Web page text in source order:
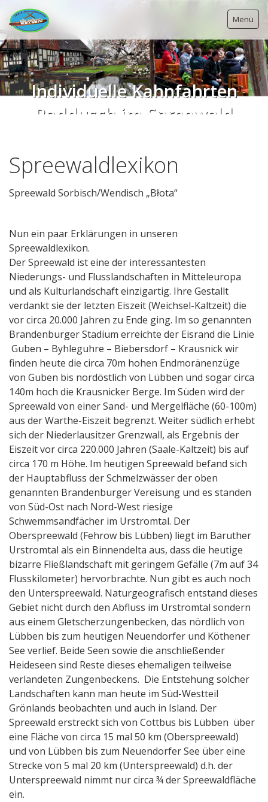
Menü
Startseite
Kahnfahrten
Kontakt
Impressum
Spreewaldlexikon
Individuelle Kahnfahrten
Raddusch im Spreewald
Spreewaldlexikon
Spreewald Sorbisch/Wendisch „Błota“
Nun ein paar Erklärungen in unseren
Spreewaldlexikon.
Der Spreewald ist eine der interessantesten
Niederungs- und Flusslandschaften in Mitteleuropa
und als Kulturlandschaft einzigartig. Ihre Gestallt
verdankt sie der letzten Eiszeit (Weichsel-Kaltzeit) die
vor circa 20.000 Jahren zu Ende ging. Im so genannten
Brandenburger Stadium erreichte der Eisrand die Linie
Guben – Byhleguhre – Biebersdorf – Krausnick wir
finden heute die circa 70m hohen Endmoränenzüge
von Guben bis nordöstlich von Lübben und sogar circa
140m hoch die Krausnicker Berge. Im Süden wird der
Spreewald von einer Sand- und Mergelfläche (60-100m)
aus der Warthe-Eiszeit begrenzt. Weiter südlich erhebt
sich der Niederlausitzer Grenzwall, als Ergebnis der
Eiszeit vor circa 220.000 Jahren (Saale-Kaltzeit) bis auf
circa 170 m Höhe. Im heutigen Spreewald befand sich
der Hauptabfluss der Schmelzwässer der oben
genannten Brandenburger Vereisung und es standen
von Süd-Ost nach Nord-West riesige
Schwemmsandfächer im Urstromtal. Der
Oberspreewald (Fehrow bis Lübben) liegt im Baruther
Urstromtal als ein Binnendelta aus, dass die heutige
bizarre Fließlandschaft mit geringem Gefälle (7m auf 34
Flusskilometer) hervorbrachte. Nun gibt es auch noch
den Unterspreewald. Naturgeografisch entstand dieses
Gebiet nicht durch den Abfluss im Urstromtal sondern
aus einem Gletscherzungenbecken, das nördlich von
Lübben bis zum heutigen Neuendorfer und Köthener
See verlief. Beide Seen sowie die anschließender
Heideseen sind Reste dieses ehemaligen teilweise
verlandeten Zungenbeckens. Die Entstehung solcher
Landschaften kann man heute im Süd-Westteil
Grönlands beobachten und auch in Island. Der
Spreewald erstreckt sich von Cottbus bis Lübben über
eine Fläche von circa 15 mal 50 km (Oberspreewald)
und von Lübben bis zum Neuendorfer See über eine
Strecke von 5 mal 20 km (Unterspreewald) d.h. der
Unterspreewald nimmt nur circa ¾ der Spreewaldfläche
ein.